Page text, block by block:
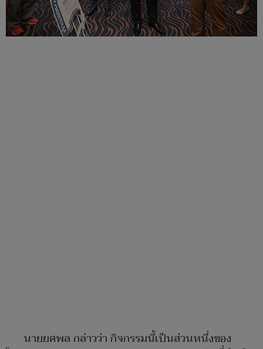
นายยศพล กล่าวว่า กิจกรรมนี้เป็นส่วนหนึ่งของ